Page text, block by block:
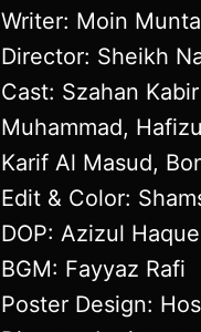
Writer: Moin
Director: Sheikh
Cast: Szahan
Muhammad,
Karif Al Masud,
Edit & Color:
DOP: Azizul
BGM: Fayyaz Rafi
Poster Design: